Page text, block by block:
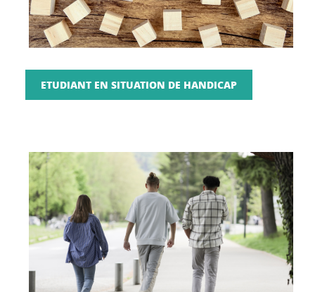
ETUDIANT EN SITUATION DE HANDICAP